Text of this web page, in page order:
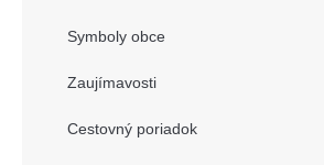
Symboly obce
Zaujímavosti
Cestovný poriadok